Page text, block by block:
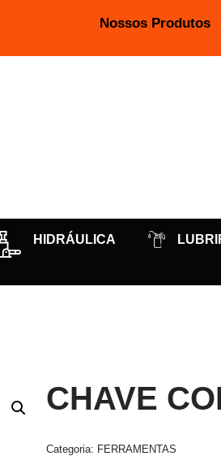
Nossos Produtos
HIDRÁULICA
CHAVE
Categoria: FERRAMENTAS